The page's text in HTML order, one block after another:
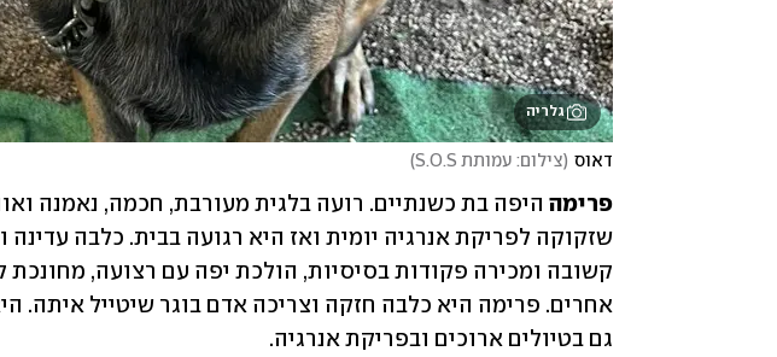
גלריה
דאוס (צילום: עמותת S.O.S )
פרימה
גם בטיולים ארוכים ובפריקת אנרגיה.